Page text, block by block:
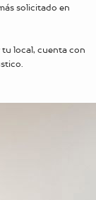
solicitado en
tu local, cuenta con